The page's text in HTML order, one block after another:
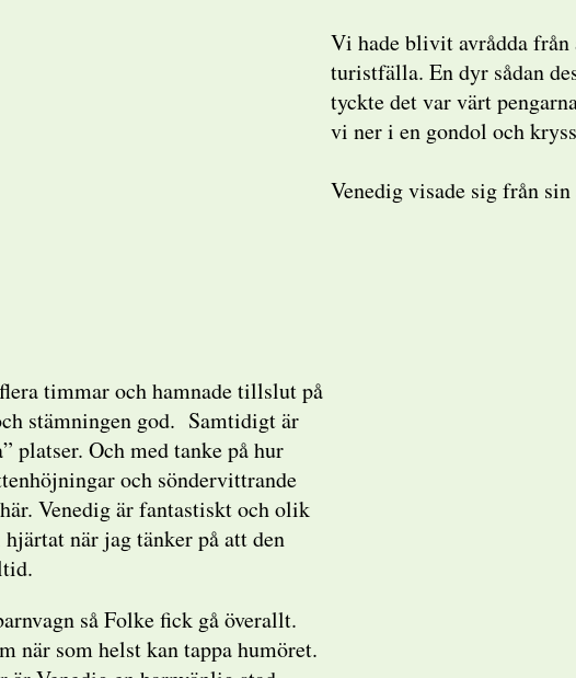
Vi hade blivit avrådda
turistfälla. En dyr sådan
tyckte det var värt
vi ner i en gondol och
Venedig visade sig från
timmar och hamnade tillslut på
stämningen god. Samtidigt är
platser. Och med tanke på hur
och söndervittrande
Venedig är fantastiskt och olik
när jag tänker på att den
så Folke fick gå överallt.
när som helst kan tappa humöret.